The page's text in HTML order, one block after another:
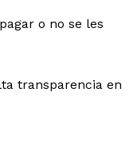
o no se les
transparencia en